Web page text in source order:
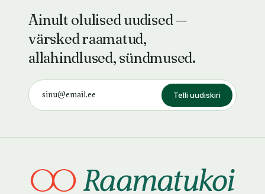
Ainult olulised uudised —
värsked raamatud,
allahindlused, sündmused.
Telli uudiskiri